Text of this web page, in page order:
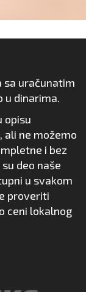
sa uračunatim
u dinarima.
opisu
ali ne možemo
i bez
deo naše
u svakom
proveriti
ceni lokalnog